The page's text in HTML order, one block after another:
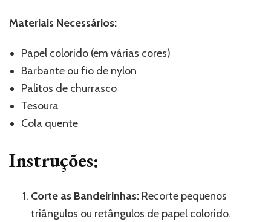
Materiais Necessários:
Papel colorido (em várias cores)
Barbante ou fio de nylon
Palitos de churrasco
Tesoura
Cola quente
Instruções:
Corte as Bandeirinhas: Recorte pequenos
triângulos ou retângulos de papel colorido.